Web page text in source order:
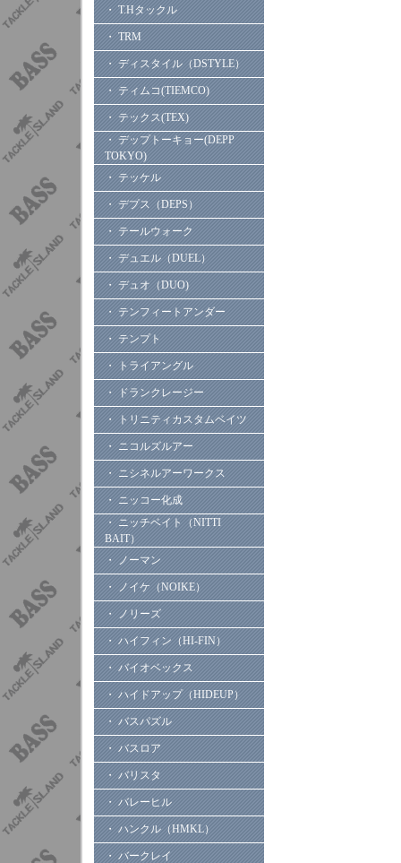
・ T.Hタックル
・ TRM
・ ディスタイル（DSTYLE）
・ ティムコ(TIEMCO)
・ テックス(TEX)
・ デップトーキョー(DEPP
TOKYO)
・ テッケル
・ デプス（DEPS）
・ テールウォーク
・ デュエル（DUEL）
・ デュオ（DUO)
・ テンフィートアンダー
・ テンプト
・ トライアングル
・ ドランクレージー
・ トリニティカスタムベイツ
・ ニコルズルアー
・ ニシネルアーワークス
・ ニッコー化成
・ ニッチベイト（NITTI
BAIT）
・ ノーマン
・ ノイケ（NOIKE）
・ ノリーズ
・ ハイフィン（HI-FIN）
・ バイオベックス
・ ハイドアップ（HIDEUP）
・ バスパズル
・ バスロア
・ バリスタ
・ バレーヒル
・ ハンクル（HMKL）
・ バークレイ